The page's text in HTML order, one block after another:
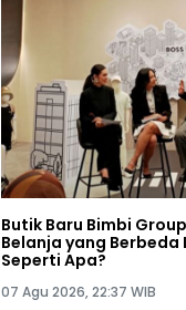
Butik Baru Bimbi
Belanja yang Berbeda
Seperti Apa?
07 Agu 2026, 22:37 WIB